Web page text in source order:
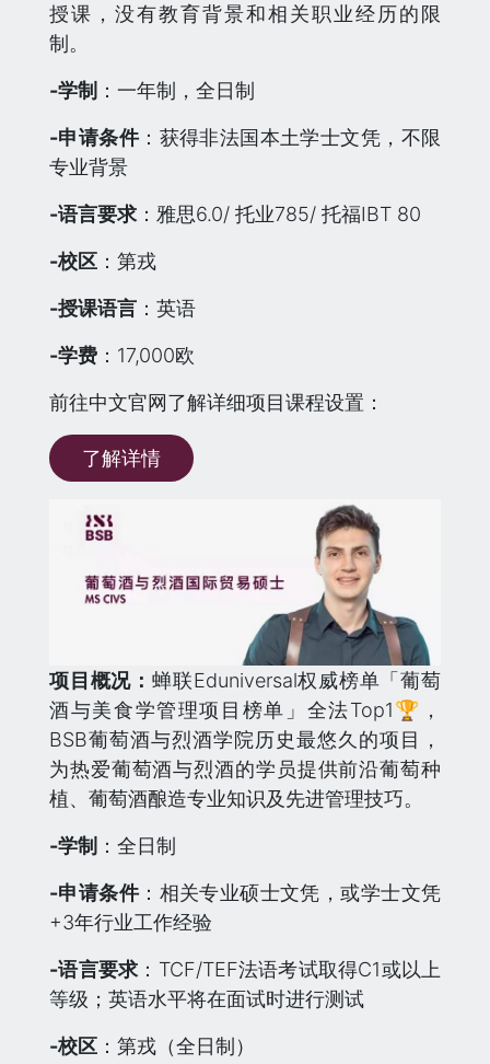
授课，没有教育背景和相关职业经历的限
制。
-学制 ：一年制，全日制
-申请条件：获得非法国本土学士文凭，不限
专业背景
-语言要求 ：雅思6.0/ 托业785/ 托福IBT 80
-校区 ：第戎
-授课语言 ：英语
-学费 ：17,000欧
前往中文官网了解详细项目课程设置：
了解详情
项目概况： 蝉联Eduniversal权威榜单「葡萄
酒与美食学管理项目榜单」全法Top1🏆，
BSB葡萄酒与烈酒学院历史最悠久的项目，
为热爱葡萄酒与烈酒的学员提供前沿葡萄种
植、葡萄酒酿造专业知识及先进管理技巧。
-学制 ：全日制
-申请条件：相关专业硕士文凭，或学士文凭
+3年行业工作经验
-语言要求 ：TCF/TEF法语考试取得C1或以上
等级；英语水平将在面试时进行测试
-校区 ：第戎（全日制）